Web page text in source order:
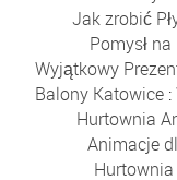
Jak zrobić
Pomysł
Wyjątkowy
Balony Katowice:
Hurtownia
Animacje